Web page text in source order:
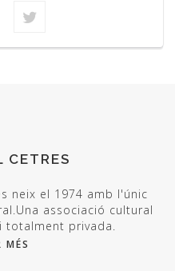
CETRES
neix el 1974 amb l'únic
associació cultural
totalment privada.
MÉS